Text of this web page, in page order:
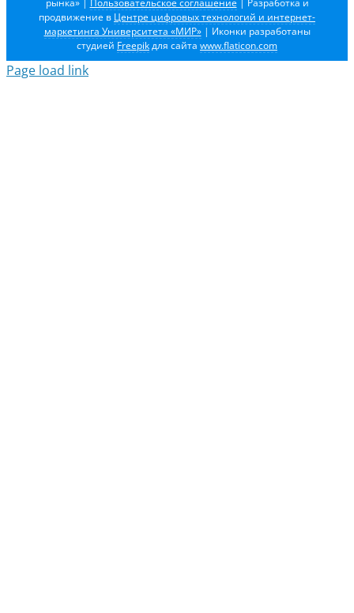
рынка» | Пользовательское соглашение | Разработка и
продвижение в Центре цифровых технологий и интернет-
маркетинга Университета «МИР»| Иконки разработаны
студией Freepikдля сайта www.flaticon.com
Page load link